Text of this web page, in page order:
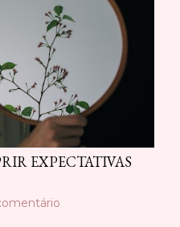
EXPECTATIVAS